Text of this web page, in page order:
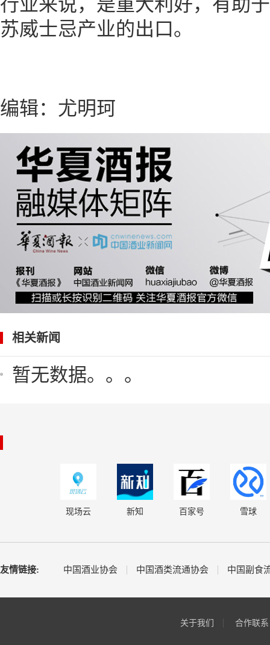
苏威士忌产业的出口。
编辑：尤明珂
相关新闻
暂无数据。。。
现场云 新知 百家号 雪球
友情链接: 中国酒业协会 中国酒类流通协会 中国副食
关于我们 合作联系